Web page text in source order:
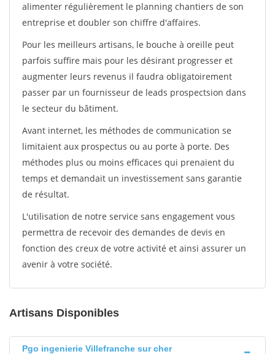
alimenter régulièrement le planning chantiers de son
entreprise et doubler son chiffre d'affaires.
Pour les meilleurs artisans, le bouche à oreille peut
parfois suffire mais pour les désirant progresser et
augmenter leurs revenus il faudra obligatoirement
passer par un fournisseur de leads prospectsion dans
le secteur du bâtiment.
Avant internet, les méthodes de communication se
limitaient aux prospectus ou au porte à porte. Des
méthodes plus ou moins efficaces qui prenaient du
temps et demandait un investissement sans garantie
de résultat.
L'utilisation de notre service sans engagement vous
permettra de recevoir des demandes de devis en
fonction des creux de votre activité et ainsi assurer un
avenir à votre société.
Artisans Disponibles
Pgo ingenierie Villefranche sur cher